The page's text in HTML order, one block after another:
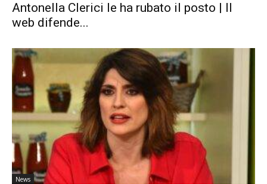
Antonella Clerici le ha rubato il posto | Il
web difende...
News